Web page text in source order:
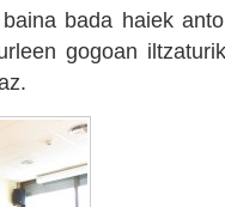
bada haiek
gogoan